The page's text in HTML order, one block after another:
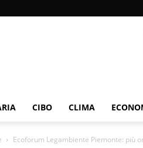
CIBO CLIMA
Ecoforum Legambiente Piemonte: più